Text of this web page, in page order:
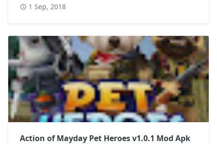
1 Sep, 2018
Action of Mayday Pet Heroes v1.0.1 Mod Apk